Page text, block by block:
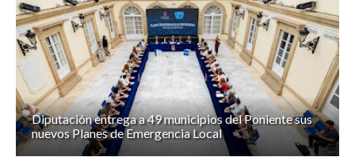
Diputación entrega a 49 municipios del Poniente sus
nuevos Planes de Emergencia Local